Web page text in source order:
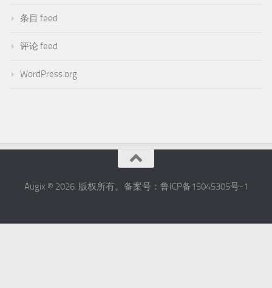
条目 feed
评论 feed
WordPress.org
Augix © 2026. 版权所有。备案号：鲁ICP备15045305号-1